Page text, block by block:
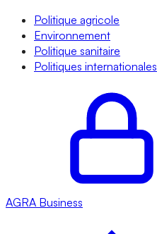
Politique agricole
Environnement
Politique sanitaire
Politiques internationales
AGRA Business